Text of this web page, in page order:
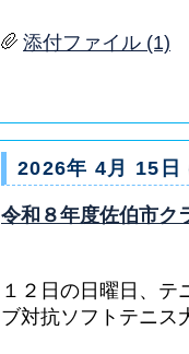
添付ファイル (1)
2026年 4月 15日
令和８年度佐伯市ク
１２日の日曜日、テ
ブ対抗ソフトテニス